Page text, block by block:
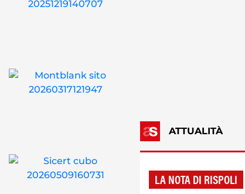
ATTUALITÀ
LA NOTA DI RISPOLI